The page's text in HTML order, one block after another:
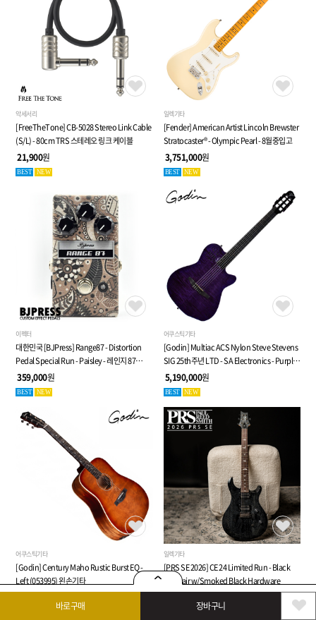
바로구매 장바구니
악세서리
[FreeTheTone] CB-5028 Stereo Link Cable
(S/L) - 80cm TRS 스테레오 링크 케이블
21,900원
BEST NEW
일렉기타
[Fender] American Artist Lincoln Brewster
Stratocaster® - Olympic Pearl - 8월중입고
3,751,000원
BEST NEW
이펙터
대한민국 [BJPress] Range87 - Distortion
Pedal Special Run - Paisley - 레인지 87
디스토션 페달
359,000원
BEST NEW
어쿠스틱기타
[Godin] Multiac ACS Nylon Steve Stevens
SIG 25th주년 LTD - SA Electronics - Purple -
전자 클래식 기타 (053940)
5,190,000원
BEST NEW
어쿠스틱기타
[Godin] Century Maho Rustic Burst EQ -
Left (053995) 왼손기타
일렉기타
[PRS SE 2026] CE 24 Limited Run - Black
Doghair w/Smoked Black Hardware
NEW